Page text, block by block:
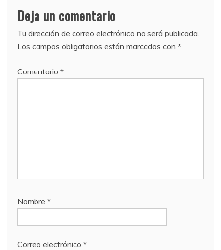
Deja un comentario
Tu dirección de correo electrónico no será publicada.
Los campos obligatorios están marcados con *
Comentario *
Nombre *
Correo electrónico *